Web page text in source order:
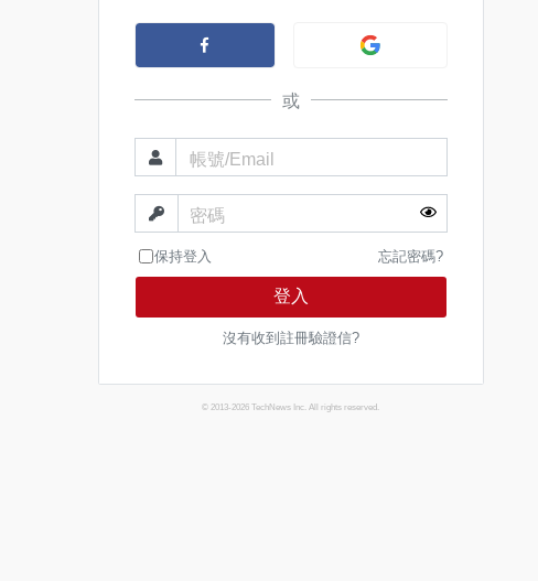
或
帳號/Email
密碼
保持登入 忘記密碼?
登入
沒有收到註冊驗證信?
© 2013-2026 TechNews Inc. All rights reserved.